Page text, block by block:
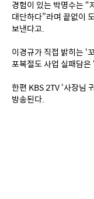
경험이 있는 박명수는 “
대단하다”라며 끝없이
보낸다고.
이경규가 직접 밝히는 ‘
포복절도 사업 실패담은
한편 KBS 2TV ‘사장님
방송된다.